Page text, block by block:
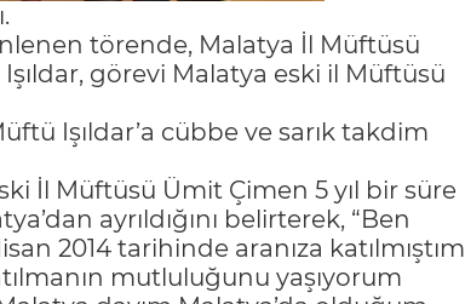
törende, Malatya İl Müftüsü
görevi Malatya eski il Müftüsü
Işıldar’a cübbe ve sarık takdim
İl Müftüsü Ümit Çimen 5 yıl bir süre
ayrıldığını belirterek, “Ben
2014 tarihinde aranıza katılmıştım
mutluluğunu yaşıyorum